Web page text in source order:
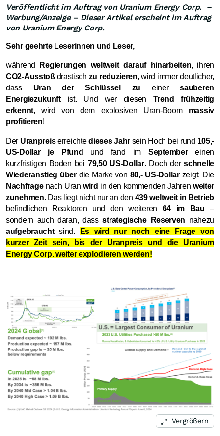
Veröffentlicht im Auftrag von Uranium Energy Corp. –
Werbung/Anzeige – Dieser Artikel erscheint im Auftrag
von Uranium Energy Corp.
Sehr geehrte Leserinnen und Leser,
während Regierungen weltweit darauf hinarbeiten, ihren
CO2-Ausstoßdrastisch zu reduzieren, wird immer deutlicher,
dass Uran der Schlüssel zu einersauberen
Energiezukunftist. Und wer diesen Trend frühzeitig
erkennt, wird von dem explosiven Uran-Boom massiv
profitieren!
Der Uranpreiserreichtedieses Jahrsein Hoch bei rund 105,-
US-Dollar je Pfund
und fand imSeptembereinen
kurzfristigen Boden bei 79,50 US-Dollar. Doch derschnelle
Wiederanstieg überdie Marke von 80,- US-Dollarzeigt: Die
Nachfragenach Uranwird in den kommenden Jahren weiter
zunehmen. Das liegt nicht nur an den 439 weltweit in Betrieb
befindlichen Reaktoren und den weiteren 64 im Bau –
sondern auch daran, dassstrategische Reserven nahezu
aufgebrauchtsind.
Es wird nur noch eine Frage von
kurzer Zeit sein, bis der Uranpreis und die Uranium
Energy Corp. weiter explodieren werden!
Vergrößern